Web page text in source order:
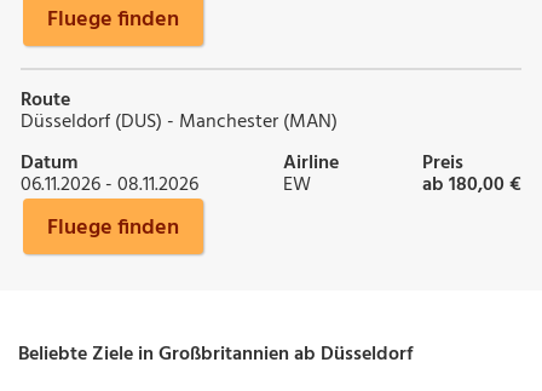
Fluege finden
Route
Düsseldorf (DUS) - Manchester (MAN)
Datum
06.11.2026 - 08.11.2026
Airline
EW
Preis
ab 180,00 €
Fluege finden
Beliebte Ziele in Großbritannien ab Düsseldorf